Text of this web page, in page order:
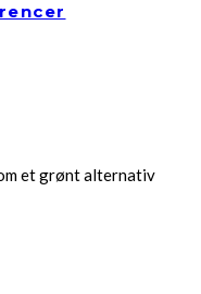
et grønt alternativ